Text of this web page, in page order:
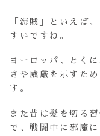
「海賊」といえば
すいですね。
ヨーロッパ、とく
さや威厳を示すた
す。
また昔は髪を切る
で、戦闘中に邪魔